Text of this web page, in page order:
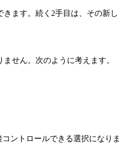
ます。続く2手目は、その新し
せん。次のように考えます。
ントロールできる選択になりま